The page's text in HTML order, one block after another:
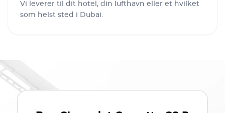
Vi leverer til dit hotel, din lufthavn eller et hvilket
som helst sted i Dubai.